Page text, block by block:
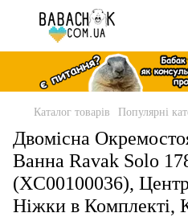
Каталог товарів Популярні
Двомісна
Ванна Ravak Solo
(XC00100036),
Ніжки в Комплекті,